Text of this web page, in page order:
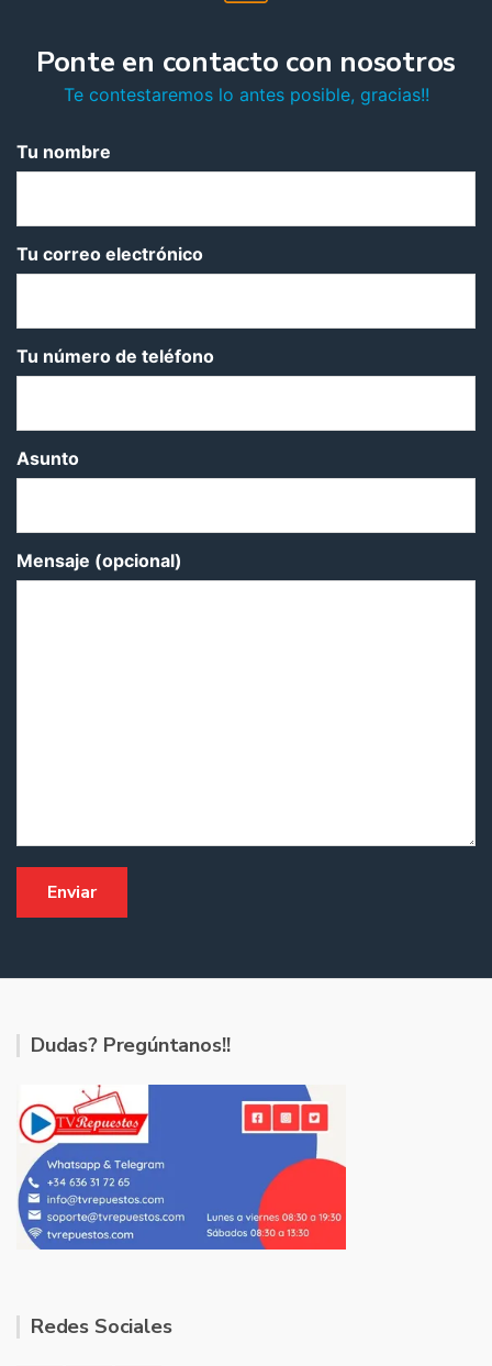
Ponte en contacto con nosotros
Te contestaremos lo antes posible, gracias!!
Tu nombre
Tu correo electrónico
Tu número de teléfono
Asunto
Mensaje (opcional)
Dudas? Pregúntanos!!
Redes Sociales